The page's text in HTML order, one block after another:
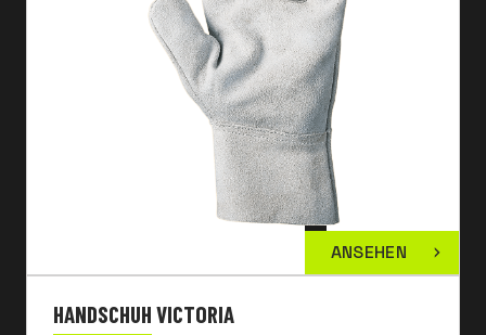
ANSEHEN
HANDSCHUH VICTORIA